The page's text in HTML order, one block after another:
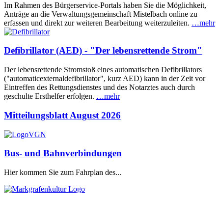
Im Rahmen des Bürgerservice-Portals haben Sie die Möglichkeit,
Anträge an die Verwaltungsgemeinschaft Mistelbach online zu
erfassen und direkt zur weiteren Bearbeitung weiterzuleiten. …mehr
Defibrillator (AED) - "Der lebensrettende Strom"
Der lebensrettende Stromstoß eines automatischen Defibrillators
("automaticexternaldefibrillator", kurz AED) kann in der Zeit vor
Eintreffen des Rettungsdienstes und des Notarztes auch durch
geschulte Ersthelfer erfolgen. …mehr
Mitteilungsblatt August 2026
Bus- und Bahnverbindungen
Hier kommen Sie zum Fahrplan des...